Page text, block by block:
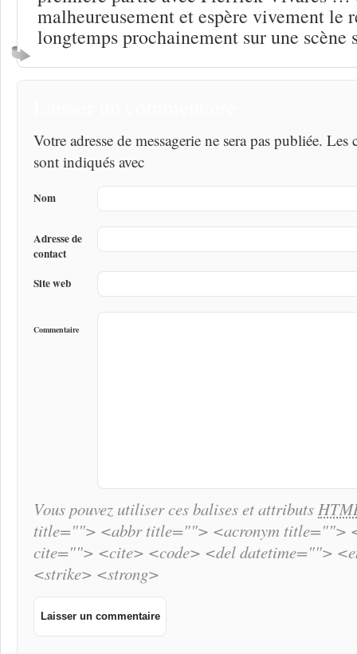
malheureusement et espère vivement le
longtemps prochainement sur une scène
Votre adresse de messagerie ne sera pas publiée.
sont indiqués avec
Nom
Adresse de
contact
Site web
Commentaire
Vous pouvez utiliser ces balises et attributs
title=""> <abbr title=""> <acronym title="">
cite=""> <cite> <code> <del datetime="">
<strike> <strong>